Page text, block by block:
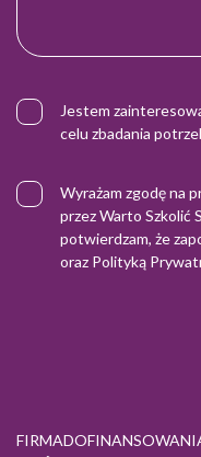
Jestem
celu zbadania
Wyrażam zgodę na
przez Warto Szkolić
potwierdzam, że
oraz Polityką
FIRMA